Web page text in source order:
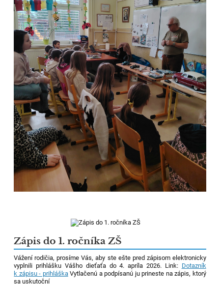
Zápis do 1. ročníka ZŠ
Vážení rodičia, prosíme Vás, aby ste ešte pred zápisom elektronicky
vyplnili prihlášku Vášho dieťaťa do 4. apríla 2026. Link: Dotazník
k zápisu - prihláškaVytlačenú a podpísanú ju prineste na zápis, ktorý
sa uskutoční